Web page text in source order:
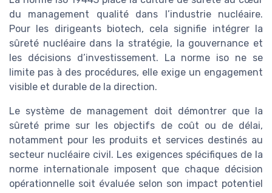
du management qualité dans l’industrie nucléaire.
Pour les dirigeants biotech, cela signifie intégrer la
sûreté nucléaire dans la stratégie, la gouvernance et
les décisions d’investissement. La norme iso ne se
limite pas à des procédures, elle exige un engagement
visible et durable de la direction.
Le système de management doit démontrer que la
sûreté prime sur les objectifs de coût ou de délai,
notamment pour les produits et services destinés au
secteur nucléaire civil. Les exigences spécifiques de la
norme internationale imposent que chaque décision
opérationnelle soit évaluée selon son impact potentiel